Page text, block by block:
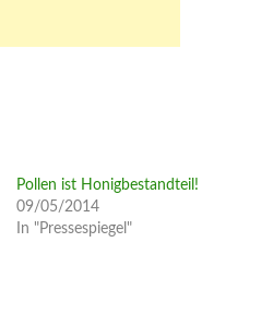
Pollen ist Honigbestandteil!
09/05/2014
In "Pressespiegel"